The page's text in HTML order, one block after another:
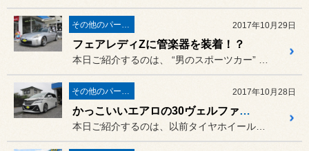
2017年10月29日
フェアレディZに管楽器を装着！？
2017年10月28日
かっこいいエアロの30ヴェルファイアに、もう一つのスパイスを！